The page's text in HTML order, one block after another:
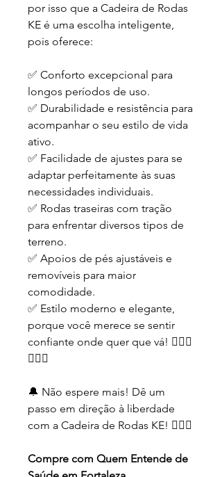
por isso que a Cadeira de Rodas
KE é uma escolha inteligente,
pois oferece:
✅ Conforto excepcional para
longos períodos de uso.
✅ Durabilidade e resistência para
acompanhar o seu estilo de vida
ativo.
✅ Facilidade de ajustes para se
adaptar perfeitamente às suas
necessidades individuais.
✅ Rodas traseiras com tração
para enfrentar diversos tipos de
terreno.
✅ Apoios de pés ajustáveis e
removíveis para maior
comodidade.
✅ Estilo moderno e elegante,
porque você merece se sentir
confiante onde quer que vá! 💁🏻‍♂️
💁🏼‍♀️
🔔 Não espere mais! Dê um
passo em direção à liberdade
com a Cadeira de Rodas KE! 🏃🏽‍♀️
Compre com Quem Entende de